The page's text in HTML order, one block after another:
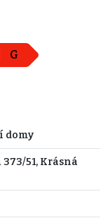
G
domy
373/51, Krásná